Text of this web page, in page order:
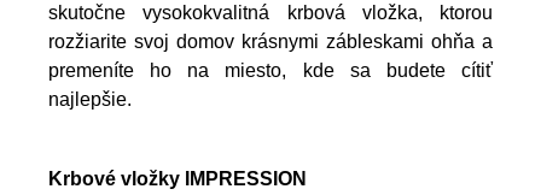
skutočne vysokokvalitná krbová vložka, ktorou
rozžiarite svoj domov krásnymi zábleskami ohňa a
premeníte ho na miesto, kde sa budete cítiť
najlepšie.
Krbové vložky IMPRESSION